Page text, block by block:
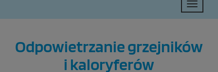
Toggle
Odpowietrzanie grzejników
i kaloryferów